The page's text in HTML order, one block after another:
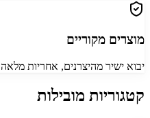
מוצרים מקוריים
יבוא ישיר מהיצרנים, אחריות מלאה
קטגוריות מובילות